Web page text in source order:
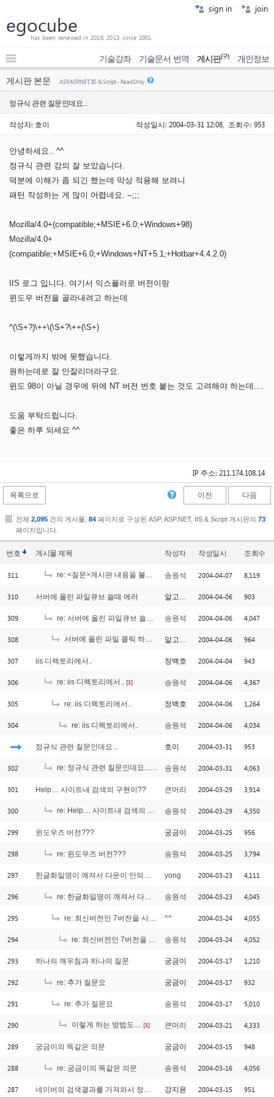
sign in join
egocube
has been renewed in 2018, 2013, since 2001.
기술강좌 기술문서 번역 게시판(구) 개인정보
게시판 본문 ASP, ASP.NET, IIS & Script - Read Only
정규식 관련 질문인데요...
작성자: 호이 작성일시: 2004-03-31 12:08, 조회수: 953
안녕하세요.. ^^
정규식 관련 강의 잘 보았습니다.
덕분에 이해가 좀 되긴 했는데 막상 적용해 보려니
패턴 작성하는 게 많이 어렵네요. --;;;
Mozilla/4.0+(compatible;+MSIE+6.0;+Windows+98)
Mozilla/4.0+
(compatible;+MSIE+6.0;+Windows+NT+5.1;+Hotbar+4.4.2.0)
IIS 로그 입니다. 여기서 익스플러로 버전이랑
윈도우 버전을 골라내려고 하는데
^(\S+?)\++\(\S+?\++(\S+)
이렇게까지 밖에 못했습니다.
원하는데로 잘 안잘리더라구요.
윈도 98이 아닐 경우에 뒤에 NT 버전 번호 붙는 것도 고려해야 하는데....
도움 부탁드립니다.
좋은 하루 되세요 ^^
IP 주소: 211.174.108.14
목록으로 이전 다음
전체 2,095 건의 게시물, 84 페이지로 구성된 ASP, ASP.NET, IIS & Script 게시판의 73
페이지입니다.
번호 게시물제목 작성자 작성일시 조회수
311 re: <질문>게시판 내용을 불러오면 이런문제가 있는데요. [2]
송원석 2004-04-07 8,119
310 서버에 올린 파일큐브 쓸때 에러 알고싶다 2004-04-06 903
309 re: 서버에 올린 파일큐브 쓸때 에러 송원석 2004-04-06 4,047
308 서버에 올린 파일 클릭 하면 나오는 에러입니다. [1]
알고싶다 2004-04-06 964
307 iis 디렉토리에서.. 정백호 2004-04-04 943
306 re: iis 디렉토리에서.. [1] 송원석 2004-04-06 4,367
305 re: iis 디렉토리에서.. 정백호 2004-04-06 1,264
304 re: iis 디렉토리에서.. 송원석 2004-04-06 4,034
정규식 관련 질문인데요... 호이 2004-03-31 953
302 re: 정규식 관련 질문인데요... 송원석 2004-03-31 4,063
301 Help.... 사이트내 검색의 구현이?? 큰머리 2004-03-29 3,914
300 re: Help.... 사이트내 검색의 구현이?? [1]
송원석 2004-03-29 4,350
299 윈도우즈 버전??? 궁금이 2004-03-25 956
298 re: 윈도우즈 버전??? 송원석 2004-03-25 3,794
297 한글화일명이 깨져서 다운이 안되는 이유... yong 2004-03-23 4,111
296 re: 한글화일명이 깨져서 다운이 안되는 이유... 송원석 2004-03-23 4,045
295 re: 최신버전인 7버전을 사용하고 있지요~ 근데.. ^^ 2004-03-24 4,055
294 re: 최신버전인 7버전을 사용하고 있지요~ 근데.. 송원석 2004-03-24 4,052
293 하나의 깨우침과 하나의 질문 궁금이 2004-03-17 1,210
292 re: 추가 질문요 궁금이 2004-03-17 932
291 re: 추가 질문요 송원석 2004-03-17 5,010
290 이렇게 하는 방법도.... [1] 큰머리 2004-03-21 4,333
289 궁금이의 똑같은 의문 궁금이 2004-03-15 948
288 re: 궁금이의 똑같은 의문 송원석 2004-03-16 4,056
287 네이버의 검색결과를 가져와서 정규화 시킬려는데. 강지윤 2004-03-15 951